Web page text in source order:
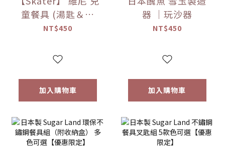
童餐具 (湯匙＆叉
子)
NT$450
加入購物車
器 ｜玩沙器
NT$450
加入購物車